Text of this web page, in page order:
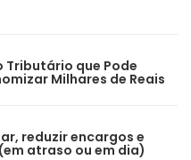
Tributário que Pode
Milhares de Reais
reduzir encargos e
atraso ou em dia)